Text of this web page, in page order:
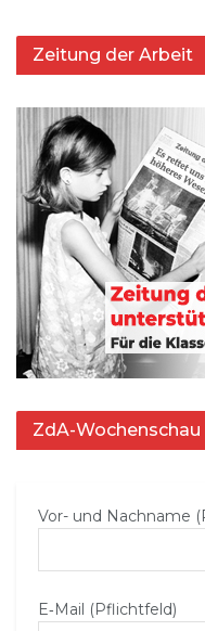
Zeitung der Arbeit
ZdA-
Vor- und Nachname
E‑Mail (Pflichtfeld)